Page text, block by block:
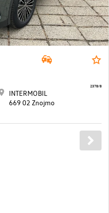
INTERMOBIL
669 02 Znojmo
2378/8